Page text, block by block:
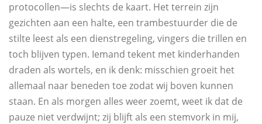
protocollen—is slechts de kaart. Het terrein zijn
gezichten aan een halte, een trambestuurder die de
stilte leest als een dienstregeling, vingers die trillen en
toch blijven typen. Iemand tekent met kinderhanden
draden als wortels, en ik denk: misschien groeit het
allemaal naar beneden toe zodat wij boven kunnen
staan. En als morgen alles weer zoemt, weet ik dat de
pauze niet verdwijnt; zij blijft als een stemvork in mij,